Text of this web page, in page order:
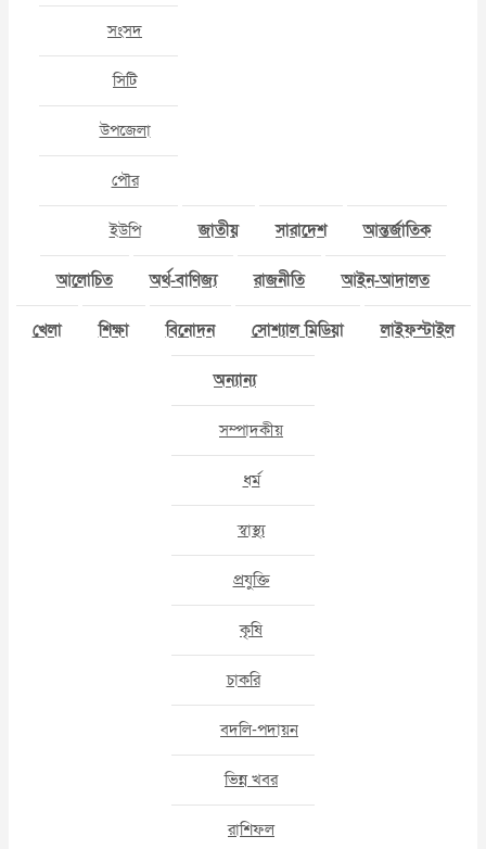
সংসদ
সিটি
উপজেলা
পৌর
ইউপি জাতীয় সারাদেশ আন্তর্জাতিক
আলোচিত অর্থ-বাণিজ্য রাজনীতি আইন-আদালত
খেলা শিক্ষা বিনোদন সোশ্যাল মিডিয়া লাইফস্টাইল
অন্যান্য
সম্পাদকীয়
ধর্ম
স্বাস্থ্য
প্রযুক্তি
কৃষি
চাকরি
বদলি-পদায়ন
ভিন্ন খবর
রাশিফল